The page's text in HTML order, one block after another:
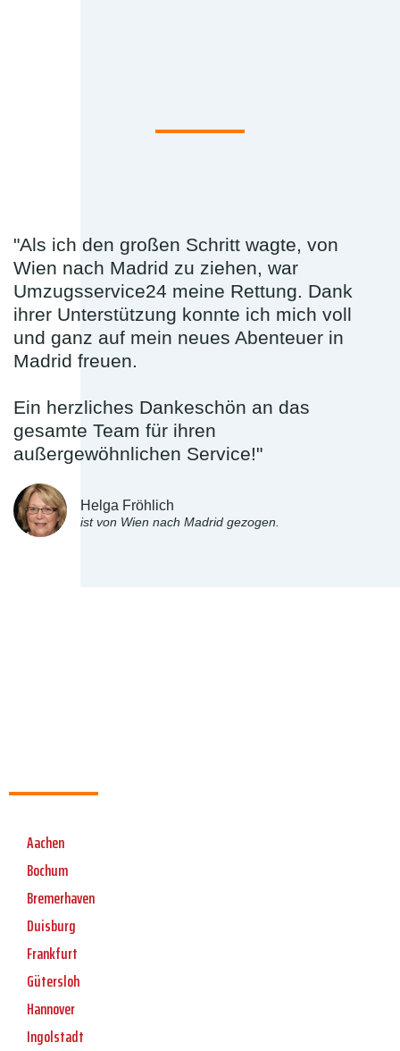
"Als ich den großen Schritt wagte, von
Wien nach Madrid zu ziehen, war
Umzugsservice24 meine Rettung. Dank
ihrer Unterstützung konnte ich mich voll
und ganz auf mein neues Abenteuer in
Madrid freuen.
Ein herzliches Dankeschön an das
gesamte Team für ihren
außergewöhnlichen Service!"
Helga Fröhlich
ist von Wien nach Madrid gezogen.
Aachen
Bochum
Bremerhaven
Duisburg
Frankfurt
Gütersloh
Hannover
Ingolstadt